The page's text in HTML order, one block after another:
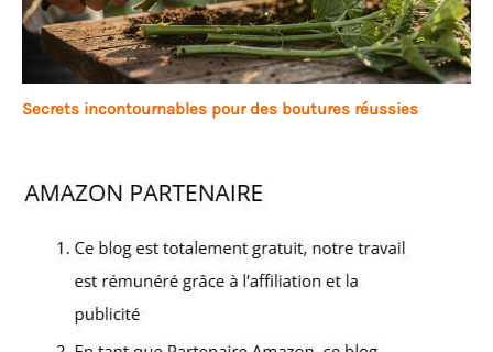
Secrets incontournables pour des boutures réussies